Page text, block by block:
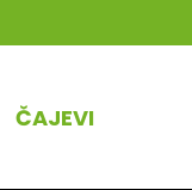
ČAJEVI